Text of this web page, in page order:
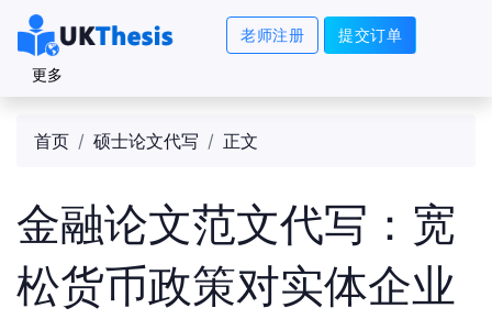
老师注册 提交订单
更多
首页 硕士论文代写 正文
金融论文范文代写：宽
松货币政策对实体企业